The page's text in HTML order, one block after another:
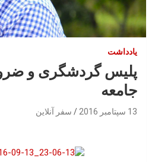
یادداشت
پلیس گردشگری و
جامعه
13 سپتامبر 2016 سفر آنلاین